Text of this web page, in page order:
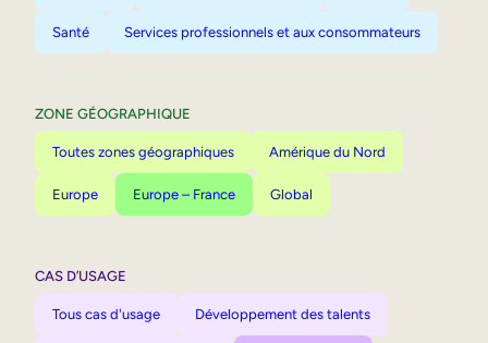
Santé Services professionnels et aux consommateurs
ZONE GÉOGRAPHIQUE
Toutes zones géographiques Amérique du Nord
Europe Europe – France Global
CAS D’USAGE
Tous cas d'usage Développement des talents